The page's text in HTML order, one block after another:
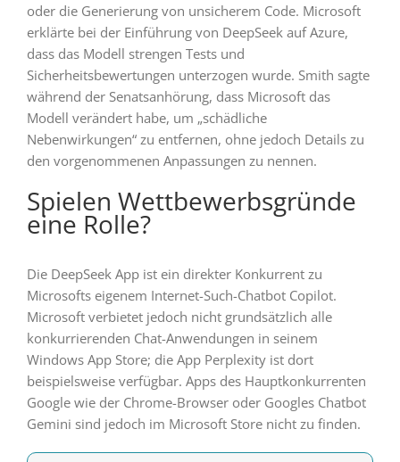
oder die Generierung von unsicherem Code. Microsoft
erklärte bei der Einführung von DeepSeek auf Azure,
dass das Modell strengen Tests und
Sicherheitsbewertungen unterzogen wurde. Smith sagte
während der Senatsanhörung, dass Microsoft das
Modell verändert habe, um „schädliche
Nebenwirkungen“ zu entfernen, ohne jedoch Details zu
den vorgenommenen Anpassungen zu nennen.
Spielen Wettbewerbsgründe
eine Rolle?
Die DeepSeek App ist ein direkter Konkurrent zu
Microsofts eigenem Internet-Such-Chatbot Copilot.
Microsoft verbietet jedoch nicht grundsätzlich alle
konkurrierenden Chat-Anwendungen in seinem
Windows App Store; die App Perplexity ist dort
beispielsweise verfügbar. Apps des Hauptkonkurrenten
Google wie der Chrome-Browser oder Googles Chatbot
Gemini sind jedoch im Microsoft Store nicht zu finden.